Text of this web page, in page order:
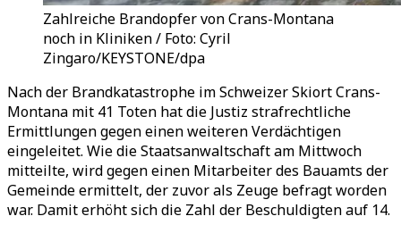
Zahlreiche Brandopfer von Crans-Montana
noch in Kliniken / Foto: Cyril
Zingaro/KEYSTONE/dpa
Nach der Brandkatastrophe im Schweizer Skiort Crans-
Montana mit 41 Toten hat die Justiz strafrechtliche
Ermittlungen gegen einen weiteren Verdächtigen
eingeleitet. Wie die Staatsanwaltschaft am Mittwoch
mitteilte, wird gegen einen Mitarbeiter des Bauamts der
Gemeinde ermittelt, der zuvor als Zeuge befragt worden
war. Damit erhöht sich die Zahl der Beschuldigten auf 14.